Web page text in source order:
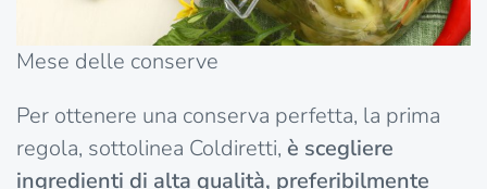
Mese delle conserve
Per ottenere una conserva perfetta, la prima
regola, sottolinea Coldiretti, è scegliere
ingredienti di alta qualità, preferibilmente